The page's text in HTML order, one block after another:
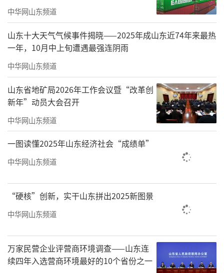
实抓细各项防控措
要加强高速、国省道、
火车站、高铁站、机场等交通关口管控，严格
落实跨省流动人员“落地检”等措施，做好重
入”底线。要强化社会面管控，严格场所码、
行程码查验落实。要高标准推进医疗卫生重点
项目建设，抢抓当前施工有利时机，多上人员
机械，倒排
挂图作战，保质保量按时完
成建设任务。要抓好集中隔离点管控，严格规
范管理，营造良好的生活环境，做好暖心细致
方舱隔离点安全有序、规范高效运行。
人文关怀，密切关注隔离人员心理状况，及时
开展心理疏导，让隔离人员感受到家的温暖。
（来源：聚焦菏泽鲁西新区）
责任编辑：陈雅雯
中华网山东频道
山东十大天气气候事件揭晓——2025年成山东近74年来最热
一年，10月中上旬遭遇最强连阴雨
中华网山东频道
山东省地矿局2026年工作会议暨“改革创
新年”动员大会召开
中华网山东频道
一图读懂2025年山东经济社会“成绩单”
中华网山东频道
“硬核”创新，实干山东拼出2025新图景
中华网山东频道
万家民营企业评营商环境调查——山东连
续四年入选营商环境最好的10个省份之一